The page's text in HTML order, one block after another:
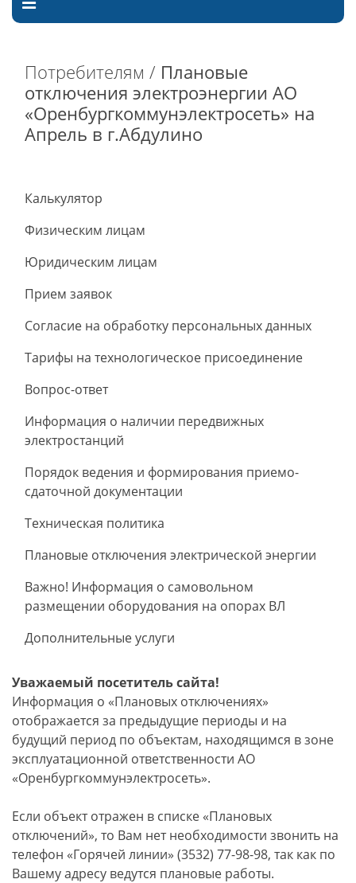
Потребителям / Плановые
отключения электроэнергии АО
«Оренбургкоммунэлектросеть» на
Апрель в г.Абдулино
Калькулятор
Физическим лицам
Юридическим лицам
Прием заявок
Согласие на обработку персональных данных
Тарифы на технологическое присоединение
Вопрос-ответ
Информация о наличии передвижных
электростанций
Порядок ведения и формирования приемо-
сдаточной документации
Техническая политика
Плановые отключения электрической энергии
Важно! Информация о самовольном
размещении оборудования на опорах ВЛ
Дополнительные услуги
Уважаемый посетитель сайта!
Информация о «Плановых отключениях»
отображается за предыдущие периоды и на
будущий период по объектам, находящимся в зоне
эксплуатационной ответственности АО
«Оренбургкоммунэлектросеть».
Если объект отражен в списке «Плановых
отключений», то Вам нет необходимости звонить на
телефон «Горячей линии» (3532) 77-98-98, так как по
Вашему адресу ведутся плановые работы.